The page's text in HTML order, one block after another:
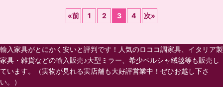
«前 1 2 3 4 次»
輸入家具がとにかく安いと評判です！人気のロココ調家具、イタリア製
家具・雑貨などの輸入販売♪大型ミラー、希少ペルシャ絨毯等も販売し
ています。（実物が見れる実店舗も大好評営業中！ぜひお越し下さ
い。）